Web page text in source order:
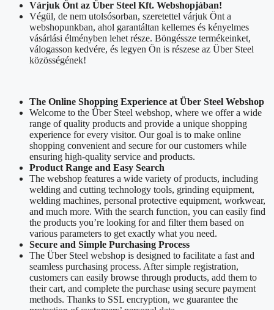
Várjuk Önt az Über Steel Kft. Webshopjában!
Végül, de nem utolsósorban, szeretettel várjuk Önt a
webshopunkban, ahol garantáltan kellemes és kényelmes
vásárlási élményben lehet része. Böngéssze termékeinket,
válogasson kedvére, és legyen Ön is részese az Über Steel
közösségének!
The Online Shopping Experience at Über Steel Webshop
Welcome to the Über Steel webshop, where we offer a wide
range of quality products and provide a unique shopping
experience for every visitor. Our goal is to make online
shopping convenient and secure for our customers while
ensuring high-quality service and products.
Product Range and Easy Search
The webshop features a wide variety of products, including
welding and cutting technology tools, grinding equipment,
welding machines, personal protective equipment, workwear,
and much more. With the search function, you can easily find
the products you’re looking for and filter them based on
various parameters to get exactly what you need.
Secure and Simple Purchasing Process
The Über Steel webshop is designed to facilitate a fast and
seamless purchasing process. After simple registration,
customers can easily browse through products, add them to
their cart, and complete the purchase using secure payment
methods. Thanks to SSL encryption, we guarantee the